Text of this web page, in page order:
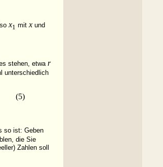
x1 mitxund
stehen, etwa r
unterschiedlich
(5)
so ist: Geben
die Sie
Zahlen soll